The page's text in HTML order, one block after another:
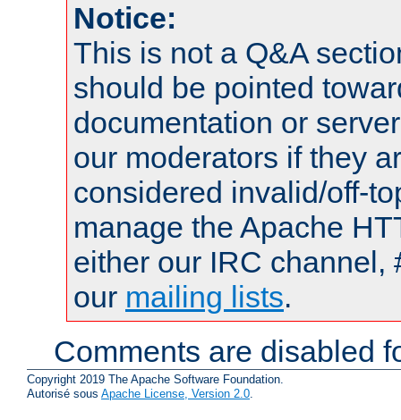
Notice:
This is not a Q&A
should be pointed
documentation or
our moderators if they
considered invalid/off-
manage the Apache
either our IRC channel,
our mailing lists.
Comments are disabled
Copyright 2019 The Apache Software Foundation.
Autorisé sous Apache License, Version 2.0